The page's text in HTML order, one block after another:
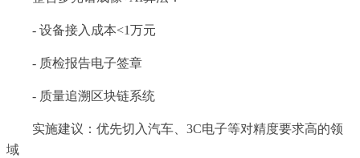
- 设备接入成本<1万元
- 质检报告电子签章
- 质量追溯区块链系统
实施建议：优先切入汽车、3C电子等对精度要求高的领
域